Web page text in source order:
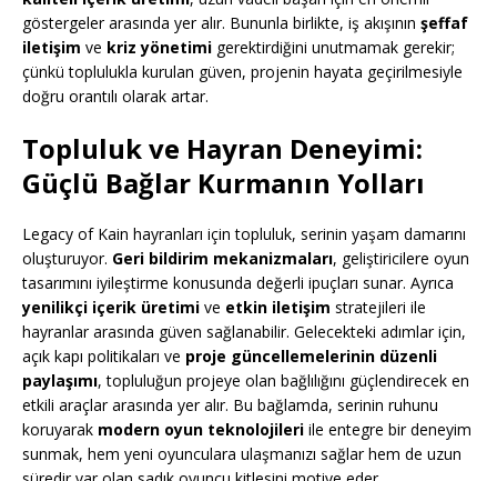
göstergeler arasında yer alır. Bununla birlikte, iş akışının şeffaf
iletişim ve kriz yönetimi gerektirdiğini unutmamak gerekir;
çünkü toplulukla kurulan güven, projenin hayata geçirilmesiyle
doğru orantılı olarak artar.
Topluluk ve Hayran Deneyimi:
Güçlü Bağlar Kurmanın Yolları
Legacy of Kain hayranları için topluluk, serinin yaşam damarını
oluşturuyor. Geri bildirim mekanizmaları, geliştiricilere oyun
tasarımını iyileştirme konusunda değerli ipuçları sunar. Ayrıca
yenilikçi içerik üretimi ve etkin iletişim stratejileri ile
hayranlar arasında güven sağlanabilir. Gelecekteki adımlar için,
açık kapı politikaları ve proje güncellemelerinin düzenli
paylaşımı, topluluğun projeye olan bağlılığını güçlendirecek en
etkili araçlar arasında yer alır. Bu bağlamda, serinin ruhunu
koruyarak modern oyun teknolojileri ile entegre bir deneyim
sunmak, hem yeni oyunculara ulaşmanızı sağlar hem de uzun